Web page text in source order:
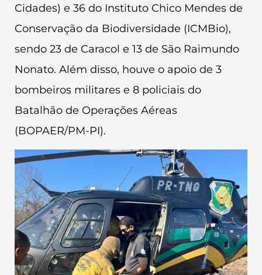
Cidades) e 36 do Instituto Chico Mendes de
Conservação da Biodiversidade (ICMBio),
sendo 23 de Caracol e 13 de São Raimundo
Nonato. Além disso, houve o apoio de 3
bombeiros militares e 8 policiais do
Batalhão de Operações Aéreas
(BOPAER/PM-PI).